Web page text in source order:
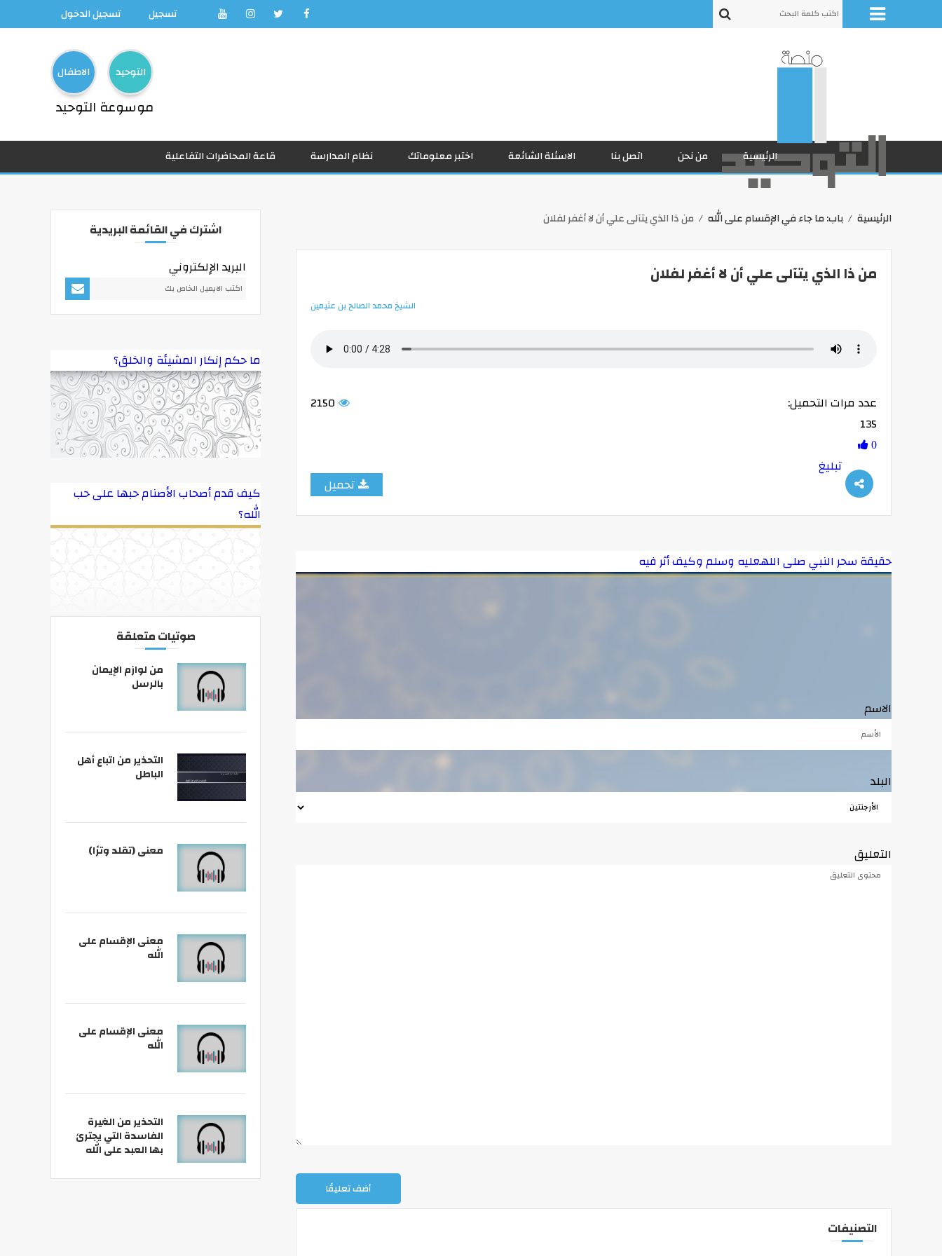
تسجيل تسجيل الدخول
التوحيد الاطفال
موسوعة التوحيد
الرئيسية من نحن اتصل بنا الاسئلة الشائعة اختبر معلوماتك نظام المدارسة قاعة المحاضرات التفاعلية
الرئيسية باب: ما جاء في الإقسام على الله من ذا الذي يتآلى علي أن لا أغفر لفلان
من ذا الذي يتآلى علي أن لا أغفر لفلان
الشيخ محمد الصالح بن عثيمين
2150
عدد مرات التحميل:
135
0
تحميل
تبليغ
حقيقة سحر النبي صلى اللهعليه وسلم وكيف أثر فيه
الاسم
البلد
التعليق
التصنيفات
اشترك في القائمة البريدية
البريد الإلكتروني
ما حكم إنكار المشيئة والخلق؟
كيف قدم أصحاب الأصنام حبها على حب
الله؟
صوتيات متعلقة
من لوازم الإيمان
بالرسل
التحذير من اتباع أهل
الباطل
معنى (تقلد وترًا)
معنى الإقسام على
الله
معنى الإقسام على
الله
التحذير من الغيرة
الفاسدة التي يجترئ
بها العبد على الله